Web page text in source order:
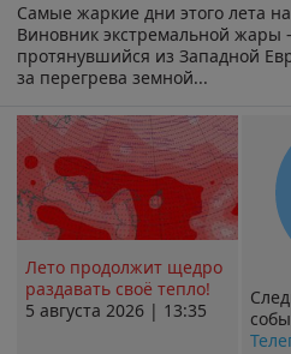
Самые жаркие дни этого лета
Виновник экстремальной жары
протянувшийся из Западной
за перегрева земной...
Лето продолжит щедро
раздавать своё тепло!
5 августа 2026 | 13:35